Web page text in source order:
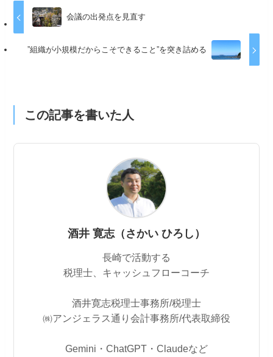
会議の出発点を見直す
”組織が小規模だからこそできること”を突き詰める
この記事を書いた人
酒井 寛志（さかい ひろし）
長崎で活動する
税理士、キャッシュフローコーチ
酒井寛志税理士事務所/税理士
㈱アンジェラス通り会計事務所/代表取締役
Gemini・ChatGPT・Claudeなど